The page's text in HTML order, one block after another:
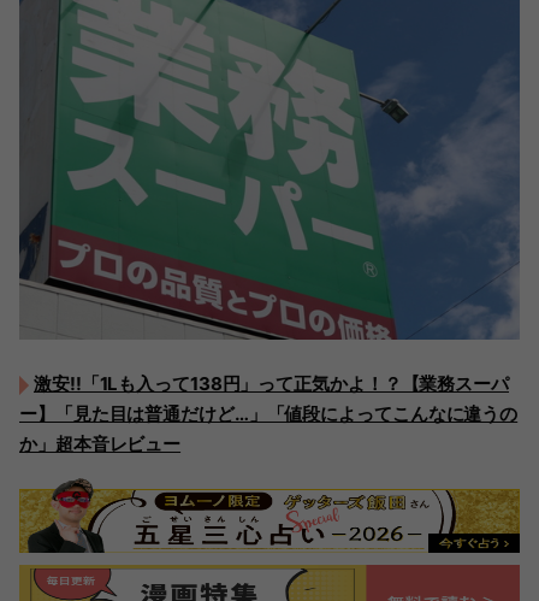
激安!!「1Lも入って138円」って正気かよ！？【業務スーパ
ー】「見た目は普通だけど…」「値段によってこんなに違うの
か」超本音レビュー